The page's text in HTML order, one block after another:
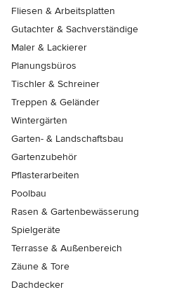
Fliesen & Arbeitsplatten
Gutachter & Sachverständige
Maler & Lackierer
Planungsbüros
Tischler & Schreiner
Treppen & Geländer
Wintergärten
Garten- & Landschaftsbau
Gartenzubehör
Pflasterarbeiten
Poolbau
Rasen & Gartenbewässerung
Spielgeräte
Terrasse & Außenbereich
Zäune & Tore
Dachdecker